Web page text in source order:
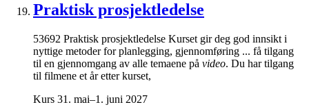
Praktisk prosjektledelse
53692 Praktisk prosjektledelse Kurset gir deg god innsikt i
nyttige metoder for planlegging, gjennomføring ... få tilgang
til en gjennomgang av alle temaene på video. Du har tilgang
til filmene et år etter kurset,
Kurs 31. mai–1. juni 2027